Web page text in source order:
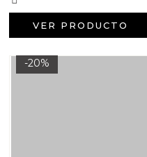
VER PRODUCTO
-20%